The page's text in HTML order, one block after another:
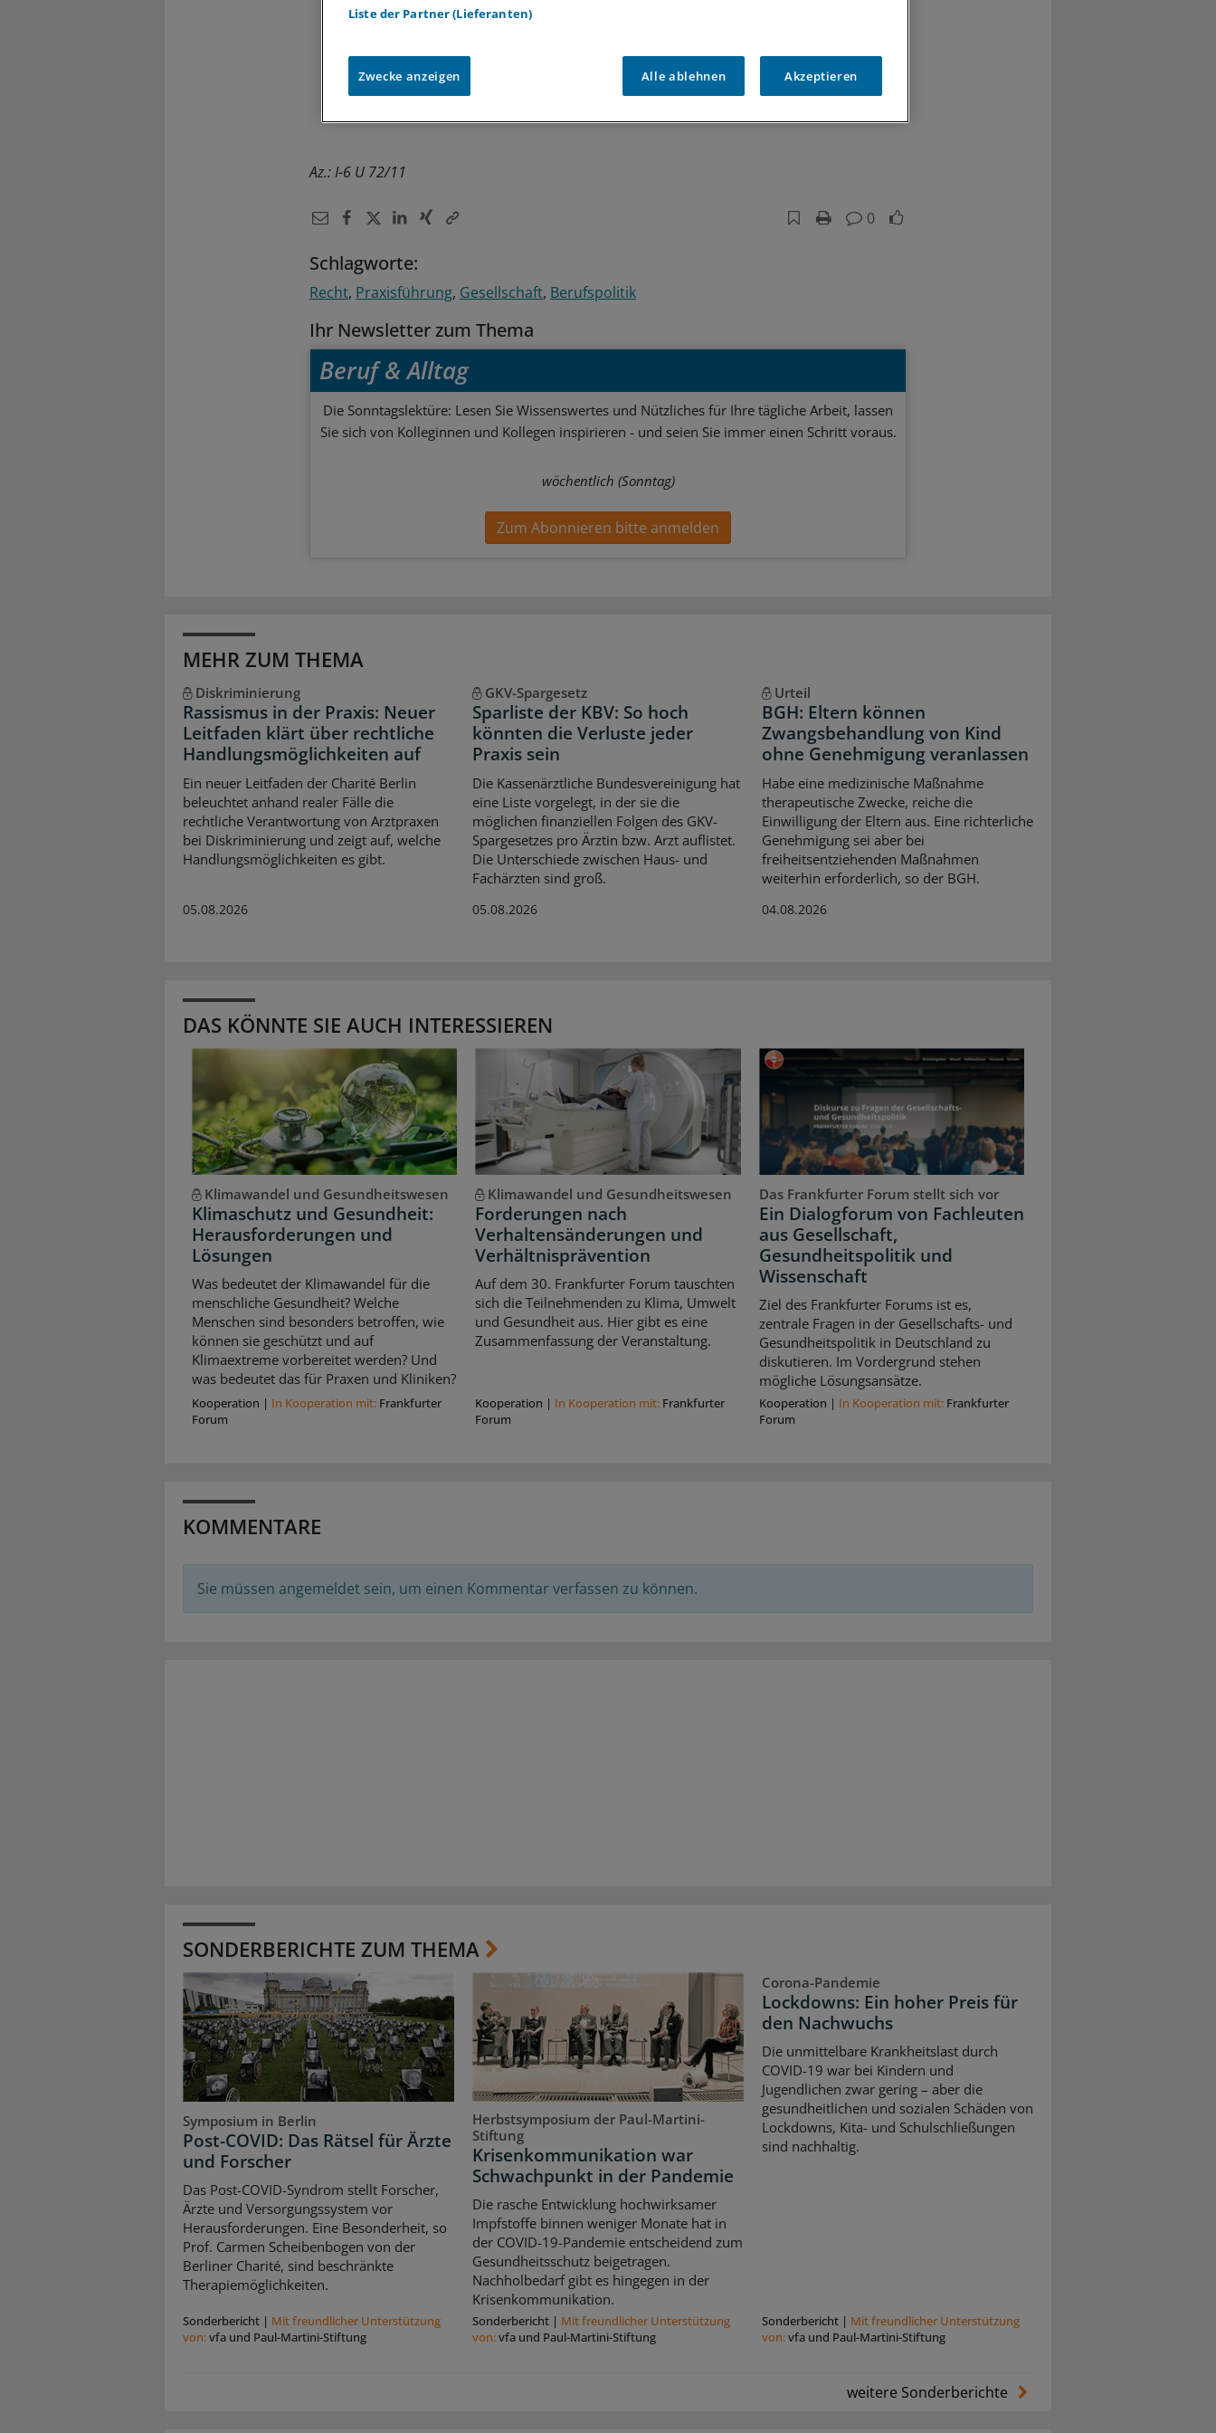
Az.: I-6 U 72/11
0
Schlagworte:
Recht Praxisführung Gesellschaft Berufspolitik
Ihr Newsletter zum Thema
Beruf & Alltag
Die Sonntagslektüre: Lesen Sie Wissenswertes und Nützliches für Ihre tägliche Arbeit, lassen
Sie sich von Kolleginnen und Kollegen inspirieren - und seien Sie immer einen Schritt voraus.
wöchentlich (Sonntag)
Zum Abonnieren bitte anmelden
MEHR ZUM THEMA
Diskriminierung
Rassismus in der Praxis: Neuer
Leitfaden klärt über rechtliche
Handlungsmöglichkeiten auf
Ein neuer Leitfaden der Charité Berlin
beleuchtet anhand realer Fälle die
rechtliche Verantwortung von Arztpraxen
bei Diskriminierung und zeigt auf, welche
Handlungsmöglichkeiten es gibt.
05.08.2026
GKV-Spargesetz
Sparliste der KBV: So hoch
könnten die Verluste jeder
Praxis sein
Die Kassenärztliche Bundesvereinigung hat
eine Liste vorgelegt, in der sie die
möglichen finanziellen Folgen des GKV-
Spargesetzes pro Ärztin bzw. Arzt auflistet.
Die Unterschiede zwischen Haus- und
Fachärzten sind groß.
05.08.2026
Urteil
BGH: Eltern können
Zwangsbehandlung von Kind
ohne Genehmigung veranlassen
Habe eine medizinische Maßnahme
therapeutische Zwecke, reiche die
Einwilligung der Eltern aus. Eine richterliche
Genehmigung sei aber bei
freiheitsentziehenden Maßnahmen
weiterhin erforderlich, so der BGH.
04.08.2026
DAS KÖNNTE SIE AUCH INTERESSIEREN
Klimawandel und Gesundheitswesen
Klimaschutz und Gesundheit:
Herausforderungen und
Lösungen
Was bedeutet der Klimawandel für die
menschliche Gesundheit? Welche
Menschen sind besonders betroffen, wie
können sie geschützt und auf
Klimaextreme vorbereitet werden? Und
was bedeutet das für Praxen und Kliniken?
Kooperation | In Kooperation mit: Frankfurter
Forum
Klimawandel und Gesundheitswesen
Forderungen nach
Verhaltensänderungen und
Verhältnisprävention
Auf dem 30. Frankfurter Forum tauschten
sich die Teilnehmenden zu Klima, Umwelt
und Gesundheit aus. Hier gibt es eine
Zusammenfassung der Veranstaltung.
Kooperation | In Kooperation mit: Frankfurter
Forum
Das Frankfurter Forum stellt sich vor
Ein Dialogforum von Fachleuten
aus Gesellschaft,
Gesundheitspolitik und
Wissenschaft
Ziel des Frankfurter Forums ist es,
zentrale Fragen in der Gesellschafts- und
Gesundheitspolitik in Deutschland zu
diskutieren. Im Vordergrund stehen
mögliche Lösungsansätze.
Kooperation | In Kooperation mit: Frankfurter
Forum
KOMMENTARE
Sie müssen angemeldet sein, um einen Kommentar verfassen zu können.
SONDERBERICHTE ZUM THEMA
Symposium in Berlin
Post-COVID: Das Rätsel für Ärzte
und Forscher
Das Post-COVID-Syndrom stellt Forscher,
Ärzte und Versorgungssystem vor
Herausforderungen. Eine Besonderheit, so
Prof. Carmen Scheibenbogen von der
Berliner Charité, sind beschränkte
Therapiemöglichkeiten.
Sonderbericht | Mit freundlicher Unterstützung
von:vfa und Paul-Martini-Stiftung
Herbstsymposium der Paul-Martini-
Stiftung
Krisenkommunikation war
Schwachpunkt in der Pandemie
Die rasche Entwicklung hochwirksamer
Impfstoffe binnen weniger Monate hat in
der COVID-19-Pandemie entscheidend zum
Gesundheitsschutz beigetragen.
Nachholbedarf gibt es hingegen in der
Krisenkommunikation.
Sonderbericht| Mit freundlicher Unterstützung
von:vfa und Paul-Martini-Stiftung
Corona-Pandemie
Lockdowns: Ein hoher Preis für
den Nachwuchs
Die unmittelbare Krankheitslast durch
COVID-19 war bei Kindern und
Jugendlichen zwar gering – aber die
gesundheitlichen und sozialen Schäden von
Lockdowns, Kita- und Schulschließungen
sind nachhaltig.
Sonderbericht| Mit freundlicher Unterstützung
von:vfa und Paul-Martini-Stiftung
weitere Sonderberichte
Liste der Partner (Lieferanten)
Zwecke anzeigen Alle ablehnen Akzeptieren